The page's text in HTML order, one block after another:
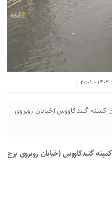
کمینه گنبدکاووس (خیابان روبروی
گنبدکاووس (خیابان روبروی برج‌